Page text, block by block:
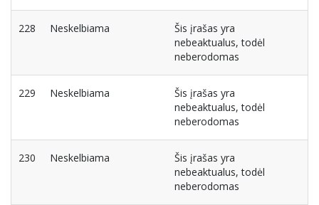
228 Neskelbiama
Šis įrašas yra
nebeaktualus, todėl
neberodomas
229 Neskelbiama
Šis įrašas yra
nebeaktualus, todėl
neberodomas
230 Neskelbiama
Šis įrašas yra
nebeaktualus, todėl
neberodomas